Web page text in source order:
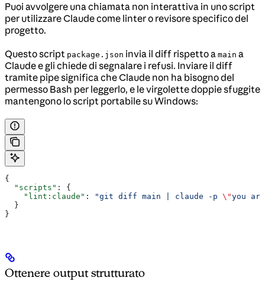
Puoi avvolgere una chiamata non interattiva in uno script
per utilizzare Claude come linter o revisore specifico del
progetto.
Questo script package.json invia il diff rispetto a main a
Claude e gli chiede di segnalare i refusi. Inviare il diff
tramite pipe significa che Claude non ha bisogno del
permesso Bash per leggerlo, e le virgolette doppie sfuggite
mantengono lo script portabile su Windows:
{
  "scripts"
: {
    "lint:claude"
: "git diff main | claude -p \"you
  }
}
Ottenere output strutturato